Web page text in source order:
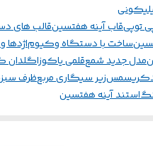
توپیقاب آینه هفتسینقالب های
ساخت با دستگاه وکیوماژدها
مدل جدید شمعقلمی یاکوزاگلدان
کریسمسزیر سیگاری مربعظرف
استند آینه هفتسین